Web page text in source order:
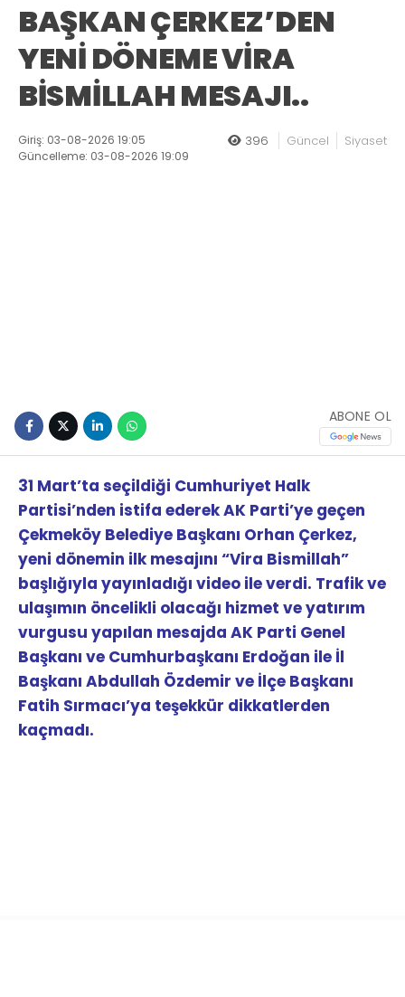
BAŞKAN ÇERKEZ’DEN
YENİ DÖNEME VİRA
BİSMİLLAH MESAJI..
Giriş: 03-08-2026 19:05
Güncelleme: 03-08-2026 19:09
396 Güncel Siyaset
ABONE OL
31 Mart’ta seçildiği Cumhuriyet Halk
Partisi’nden istifa ederek AK Parti’ye geçen
Çekmeköy Belediye Başkanı Orhan Çerkez,
yeni dönemin ilk mesajını “Vira Bismillah”
başlığıyla yayınladığı video ile verdi. Trafik ve
ulaşımın öncelikli olacağı hizmet ve yatırım
vurgusu yapılan mesajda AK Parti Genel
Başkanı ve Cumhurbaşkanı Erdoğan ile İl
Başkanı Abdullah Özdemir ve İlçe Başkanı
Fatih Sırmacı’ya teşekkür dikkatlerden
kaçmadı.